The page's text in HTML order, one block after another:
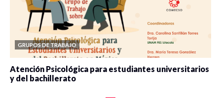
GRUPOS DE TRABAJO
Atención Psicológica para estudiantes universitarios
y del bachillerato